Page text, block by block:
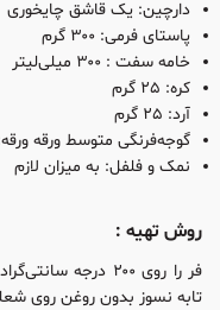
دارچین: یک قاشق چایخوری
پاستای فرمی: ۳۰۰ گرم
خامه سفت : ۳۰۰ میلی‌لیتر
کره: ۲۵ گرم
آرد: ۲۵ گرم
گوجه‌فرنگی متوسط ورقه ورقه: ۲
نمک و فلفل: به میزان لازم
روش تهیه :
فر را روی ۲۰۰
تابه نسوز بدون روغن روی